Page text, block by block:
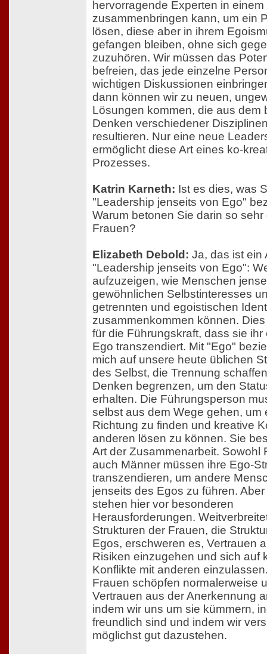
hervorragende Experten in einem
zusammenbringen kann, um ein
lösen, diese aber in ihrem
gefangen bleiben, ohne sich
zuzuhören. Wir müssen das
befreien, das jede einzelne
wichtigen Diskussionen
dann können wir zu neuen,
Lösungen kommen, die aus dem
Denken verschiedener
resultieren. Nur eine neue
ermöglicht diese Art eines ko-
Prozesses.
Katrin Karneth: Ist es dies, was
"Leadership jenseits von Ego"
Warum betonen Sie darin so sehr
Frauen?
Elizabeth Debold: Ja, das ist ein
"Leadership jenseits von Ego":
aufzuzeigen, wie Menschen
gewöhnlichen Selbstinteresses
getrennten und egoistischen
zusammenkommen können.
für die Führungskraft, dass sie ihr
Ego transzendiert. Mit "Ego"
mich auf unsere heute üblichen
des Selbst, die Trennung
Denken begrenzen, um den
erhalten. Die Führungsperson
selbst aus dem Wege gehen, um
Richtung zu finden und kreative
anderen lösen zu können. Sie
Art der Zusammenarbeit. Sowohl
auch Männer müssen ihre Ego-
transzendieren, um andere
jenseits des Egos zu führen.
stehen hier vor besonderen
Herausforderungen.
Strukturen der Frauen, die
Egos, erschweren es, Vertrauen
Risiken einzugehen und sich auf
Konflikte mit anderen
Frauen schöpfen normalerweise
Vertrauen aus der Anerkennung
indem wir uns um sie kümmern,
freundlich sind und indem wir
möglichst gut dazustehen.